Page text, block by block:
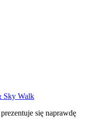
Sky Walk
się naprawdę